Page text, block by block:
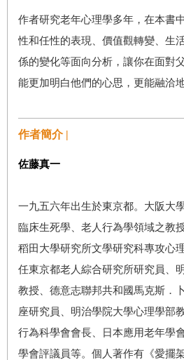
作者研究老年心理學多年，在本書
性和任性的表現、價值觀轉變、生
係的變化等面向分析，讓你在面對
能更加明白他們的心思，更能融洽
作者簡介 |
佐藤真一
一九五六年出生於東京都。大阪大
臨床生死學、老人行為學領域之教
稻田大學研究所文學研究科專攻心
任東京都老人綜合研究所研究員、
教授、德意志聯邦共和國馬克斯．
座研究員、明治學院大學心理學部
行為科學會會長、日本應用老年學
學會評議員等。個人著作有《愛擺